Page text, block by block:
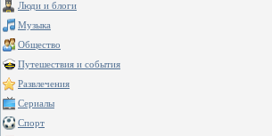
Люди и блоги
Музыка
Общество
Путешествия и события
Развлечения
Сериалы
Спорт